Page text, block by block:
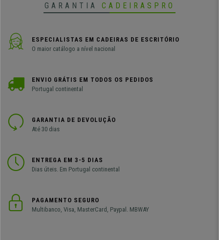
GARANTIA CADEIRASPRO
ESPECIALISTAS EM CADEIRAS DE ESCRITÓRIO
O maior catálogo a nível nacional
ENVIO GRÁTIS EM TODOS OS PEDIDOS
Portugal continental
GARANTIA DE DEVOLUÇÃO
Até 30 dias
ENTREGA EM 3-5 DIAS
Dias úteis. Em Portugal continental
PAGAMENTO SEGURO
Multibanco, Visa, MasterCard, Paypal. MBWAY